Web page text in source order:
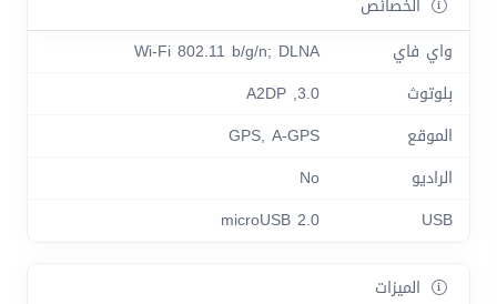
واي فاي
Wi-Fi 802.11 b/g/n; DLNA
بلوتوث
3.0, A2DP
الموقع
GPS, A-GPS
الراديو
No
USB
microUSB 2.0
الميزات